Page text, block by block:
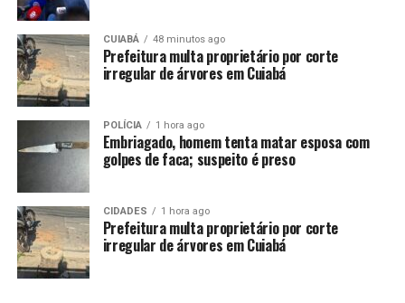
Secretaria Municipal de Governo: Edson Aparecido
Historiador (PUC-SP), com trajetória política desde os
anos 1970. Foi deputado federal e estadual, ocupou
secretarias no Governo de SP e liderou o enfrentamento
à Covid-19 como secretário de Saúde de São
Paulo.Secretaria Municipal da Casa Civil: Enrico Misasi
Advogado, mestre e doutorando em Direito
Constitucional (USP). Foi deputado federal (2019-2023),
secretário executivo de Relações Institucionais e preside
o MDB em São Paulo desde 2023.Secretaria de Cultura e
Economia Criativa: José Antônio Silva Parente
CUIABÁ 48 minutos ago
Prefeitura multa proprietário por corte
irregular de árvores em Cuiabá
POLÍCIA 1 hora ago
Embriagado, homem tenta matar esposa com
golpes de faca; suspeito é preso
CIDADES 1 hora ago
Prefeitura multa proprietário por corte
irregular de árvores em Cuiabá